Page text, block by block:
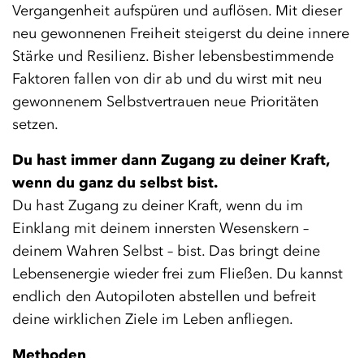
Vergangenheit aufspüren und auflösen. Mit dieser
neu gewonnenen Freiheit steigerst du deine innere
Stärke und Resilienz. Bisher lebensbestimmende
Faktoren fallen von dir ab und du wirst mit neu
gewonnenem Selbstvertrauen neue Prioritäten
setzen.
Du hast immer dann Zugang zu deiner Kraft,
wenn du ganz du selbst bist.
Du hast Zugang zu deiner Kraft, wenn du im
Einklang mit deinem innersten Wesenskern –
deinem Wahren Selbst – bist. Das bringt deine
Lebensenergie wieder frei zum Fließen. Du kannst
endlich den Autopiloten abstellen und befreit
deine wirklichen Ziele im Leben anfliegen.